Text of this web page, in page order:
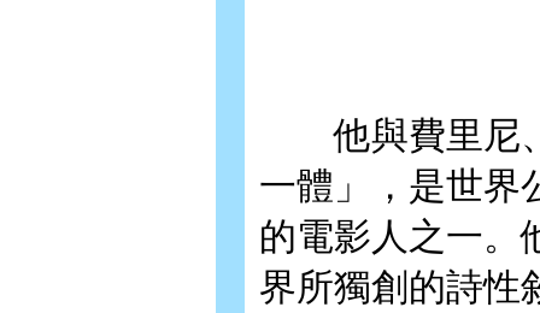
他與費里尼、
一體」，是世界
的電影人之一。
界所獨創的詩性